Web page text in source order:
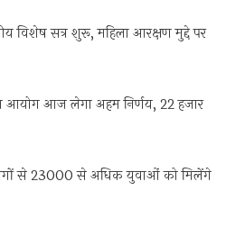
विशेष सत्र शुरू, महिला आरक्षण मुद्दे पर
आयोग आज लेगा अहम निर्णय, 22 हजार
से 23000 से अधिक युवाओं को मिलेंगे